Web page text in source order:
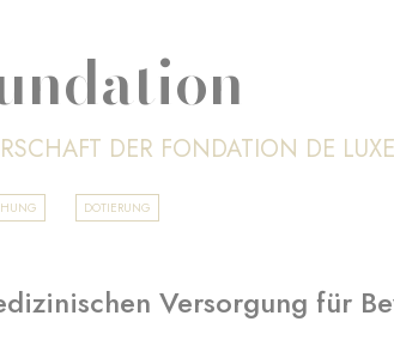
DER FONDATION DE
DOTIERUNG
Versorgung für